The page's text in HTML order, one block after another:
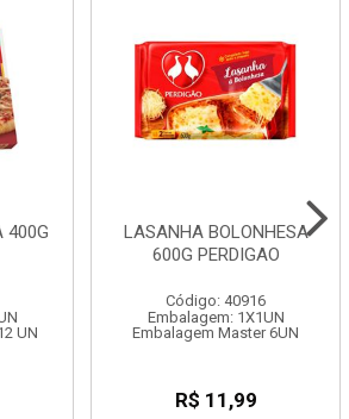
400G
UN
LASANHA BOLONHESA
600G PERDIGAO
Código: 40916
Embalagem: 1X1UN
Embalagem Master 6UN
R$ 11,99